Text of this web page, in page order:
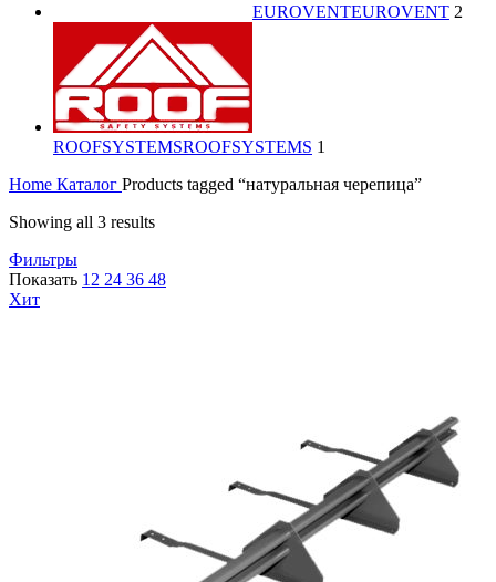
EUROVENTEUROVENT 2
ROOFSYSTEMSROOFSYSTEMS 1
Home Каталог Products tagged “натуральная черепица”
Showing all 3 results
Фильтры
Показать 12 24 36 48
Хит